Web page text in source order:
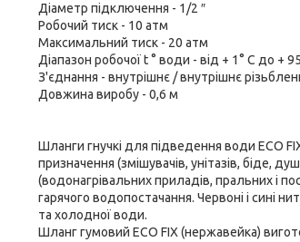
Діаметр підключення - 1/2 ″
Робочий тиск - 10 атм
Максимальний тиск - 20 атм
Діапазон робочої t ° води - від + 1° С до +
З'єднання - внутрішнє / внутрішнє
Довжина виробу - 0,6 м
Шланги гнучкі для підведення води ECO
призначення (змішувачів, унітазів, біде,
(водонагрівальних приладів, пральних і
гарячого водопостачання. Червоні і сині
та холодної води.
Шланг гумовий ECO FIX (нержавейка)